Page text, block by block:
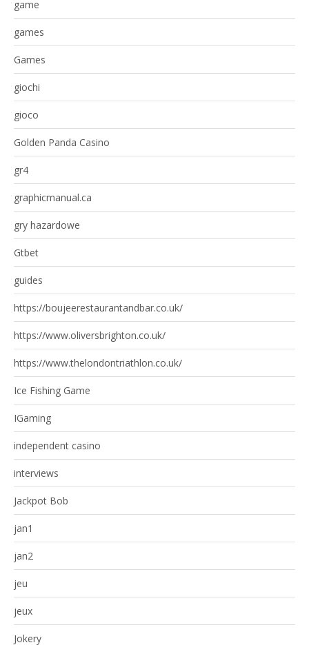
game
games
Games
giochi
gioco
Golden Panda Casino
gr4
graphicmanual.ca
gry hazardowe
Gtbet
guides
https://boujeerestaurantandbar.co.uk/
https://www.oliversbrighton.co.uk/
https://www.thelondontriathlon.co.uk/
Ice Fishing Game
IGaming
independent casino
interviews
Jackpot Bob
jan1
jan2
jeu
jeux
Jokery